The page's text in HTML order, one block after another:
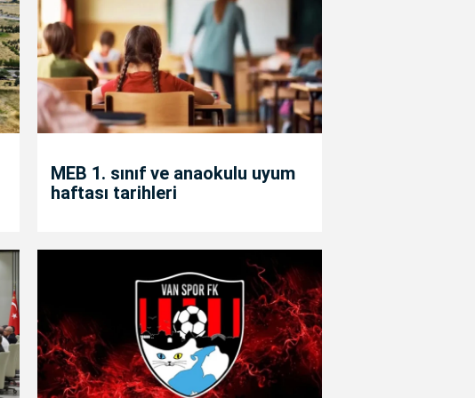
MEB 1. sınıf ve anaokulu uyum
haftası tarihleri